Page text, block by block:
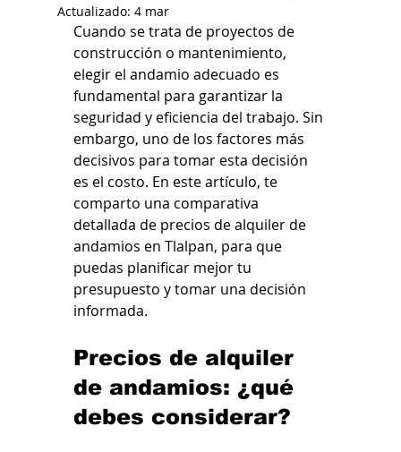
Actualizado: 4 mar
Cuando se trata de proyectos de
construcción o mantenimiento,
elegir el andamio adecuado es
fundamental para garantizar la
seguridad y eficiencia del trabajo. Sin
embargo, uno de los factores más
decisivos para tomar esta decisión
es el costo. En este artículo, te
comparto una comparativa
detallada de precios de alquiler de
andamios en Tlalpan, para que
puedas planificar mejor tu
presupuesto y tomar una decisión
informada.
Precios de alquiler
de andamios: ¿qué
debes considerar?